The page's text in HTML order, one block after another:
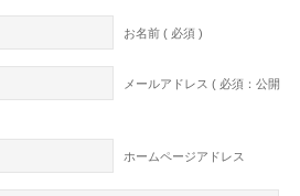
お名前 ( 必須 )
メールアドレス ( 必須：公開
ホームページアドレス